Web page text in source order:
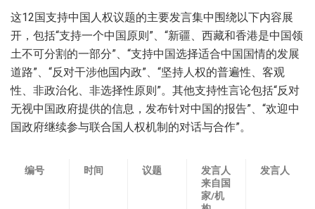
这12国支持中国人权议题的主要发言集中围绕以下内容展
开，包括“支持一个中国原则”、“新疆、西藏和香港是中国领
土不可分割的一部分”、“支持中国选择适合中国国情的发展
道路”、“反对干涉他国内政”、“坚持人权的普遍性、客观
性、非政治化、非选择性原则”。其他支持性言论包括“反对
无视中国政府提供的信息，发布针对中国的报告”、“欢迎中
国政府继续参与联合国人权机制的对话与合作”。
编号 时间 议题
发言人
来自国
家/机
发言人